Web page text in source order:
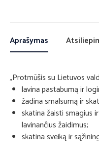
Aprašymas
„Protmūšis su Lietuvos
lavina pastabumą ir
žadina smalsumą ir
skatina žaisti smagius
lavinančius žaidimus;
skatina sveiką ir